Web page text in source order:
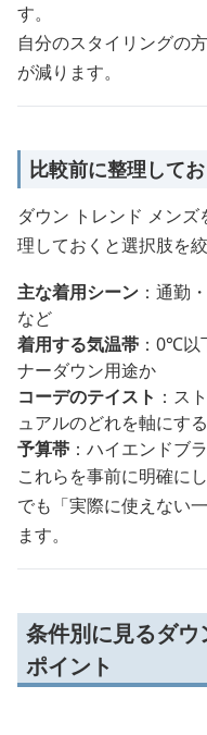
す。
自分のスタイリングの
が減ります。
比較前に整理して
ダウン トレンド メン
理しておくと選択肢を
主な着用シーン ：通勤
など
着用する気温帯 ：0℃以
ナーダウン用途か
コーデのテイスト ：ス
ュアルのどれを軸にす
予算帯 ：ハイエンドブ
これらを事前に明確に
でも「実際に使えない
ます。
条件別に見るダ
ポイント